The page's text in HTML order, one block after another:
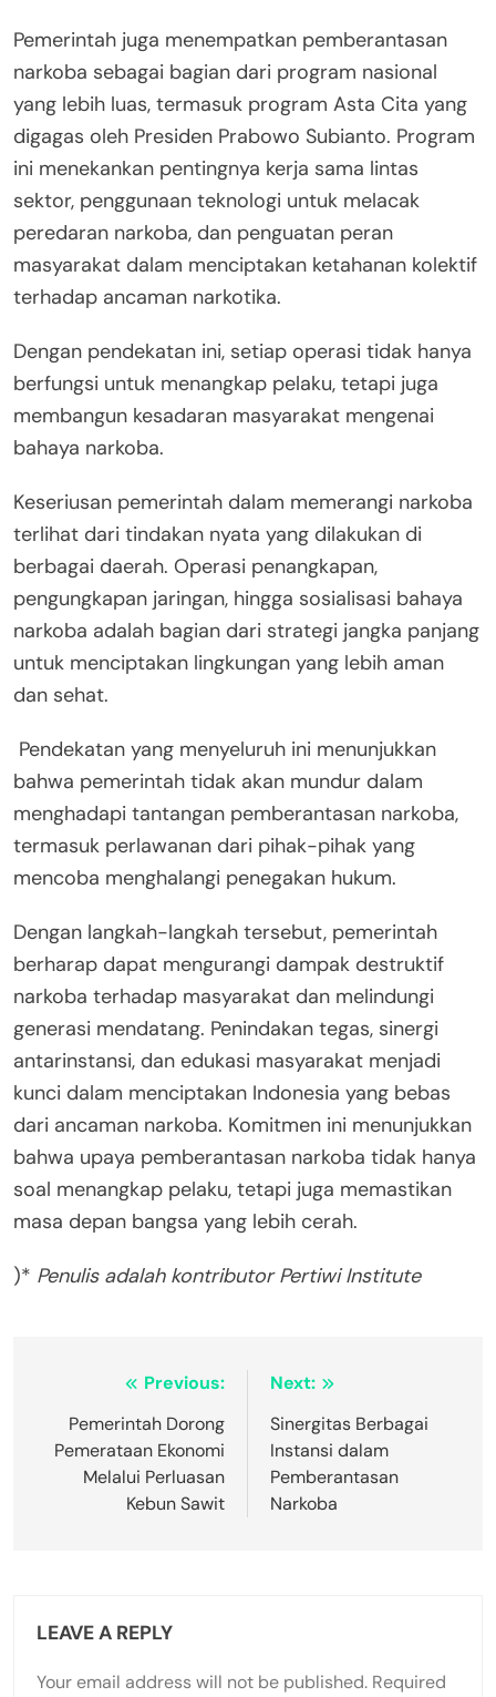
Pemerintah juga menempatkan pemberantasan
narkoba sebagai bagian dari program nasional
yang lebih luas, termasuk program Asta Cita yang
digagas oleh Presiden Prabowo Subianto. Program
ini menekankan pentingnya kerja sama lintas
sektor, penggunaan teknologi untuk melacak
peredaran narkoba, dan penguatan peran
masyarakat dalam menciptakan ketahanan kolektif
terhadap ancaman narkotika.
Dengan pendekatan ini, setiap operasi tidak hanya
berfungsi untuk menangkap pelaku, tetapi juga
membangun kesadaran masyarakat mengenai
bahaya narkoba.
Keseriusan pemerintah dalam memerangi narkoba
terlihat dari tindakan nyata yang dilakukan di
berbagai daerah. Operasi penangkapan,
pengungkapan jaringan, hingga sosialisasi bahaya
narkoba adalah bagian dari strategi jangka panjang
untuk menciptakan lingkungan yang lebih aman
dan sehat.
Pendekatan yang menyeluruh ini menunjukkan
bahwa pemerintah tidak akan mundur dalam
menghadapi tantangan pemberantasan narkoba,
termasuk perlawanan dari pihak-pihak yang
mencoba menghalangi penegakan hukum.
Dengan langkah-langkah tersebut, pemerintah
berharap dapat mengurangi dampak destruktif
narkoba terhadap masyarakat dan melindungi
generasi mendatang. Penindakan tegas, sinergi
antarinstansi, dan edukasi masyarakat menjadi
kunci dalam menciptakan Indonesia yang bebas
dari ancaman narkoba. Komitmen ini menunjukkan
bahwa upaya pemberantasan narkoba tidak hanya
soal menangkap pelaku, tetapi juga memastikan
masa depan bangsa yang lebih cerah.
)* Penulis adalah kontributor Pertiwi Institute
navigation
Previous:
Pemerintah Dorong
Pemerataan Ekonomi
Melalui Perluasan
Kebun Sawit
Next:
Sinergitas Berbagai
Instansi dalam
Pemberantasan
Narkoba
LEAVE A REPLY
Your email address will not be published. Required